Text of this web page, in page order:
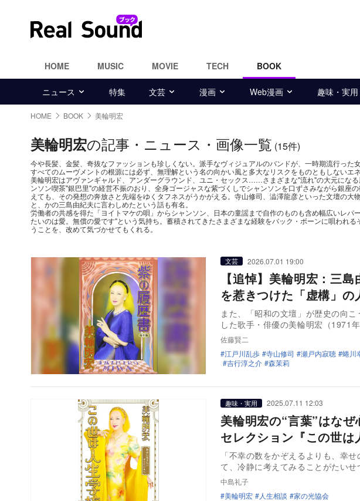
HOME MUSIC MOVIE TECH BOOK
ニュース 特集 文芸 漫画 Web漫画 趣味・実用
HOME BOOK 美輪明宏
美輪明宏の記事・ニュース・画像一覧 (15件)
今や長髪、金髪、奇抜なファッションも珍しくない。派手なヴィジュアルのバンドが、一時期流行った
すべてのムーヴメントの根源には必ず、無理解という名の向かい風と多大なリスクをものともしないエ
美輪明宏はアヴァンギャルド、アンダーグラウンド、ユニ・セックス……さまざまな"流れ"の大元にな
ンソン喫茶"銀巴里"の経営不振のおり、全身ゴージャスな紫づくしでシャンソンを口ずさみながら銀
えても、その発想の奔放さと先端をゆくタフネスがうかがえる。寺山修司、澁澤龍彦といった文壇の大
と、かの三島由紀夫に言わしめたという話も有名。
労働者の共感を得た「ヨイトマケの唄」からシャンソン、日本の童謡まで自作のものも含め幅広いレ
たいのは愛。無償の愛です"という気持ち。蓄積されてきたさまざまな経験をバック・ボーンに唄われ
うことを、改めて気づかせてもくれる。
文芸 2026.07.01 19:00
【追悼】美輪明宏：三
を惹きつけた「虚構」の
また、「昭和の文壇」が歴史の向
した歌手・俳優の美輪明宏（1971
佐藤賢二
江戸川乱歩
寺山修司 瀬戸内寂聴 蜷川
吉行淳之介
森茉莉
趣味・実用 2025.07.11 12:03
美輪明宏の“言葉”はな
セレクション『この世は
「不幸の数をかぞえるよりも、幸
て、冷静に考えてみることがたい
中島礼子
美輪明宏
人生相談 家の光協会